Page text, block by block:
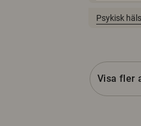
Psykisk
Visa fler